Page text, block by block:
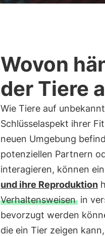
Wovon
der Tiere
Wie Tiere auf
Schlüsselaspekt ihrer
neuen Umgebung
potenziellen Partnern
interagieren, können
und ihre Reproduktion
Verhaltensweisenin
bevorzugt werden
die ein Tier zeigen